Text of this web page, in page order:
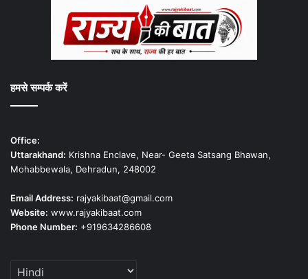
हमसे सम्पर्क करें
Office:
Uttarakhand: Krishna Enclave, Near- Geeta Satsang Bhawan,
Mohabbewala, Dehradun, 248002
Email Address: rajyakibaat@gmail.com
Website: www.rajyakibaat.com
Phone Number: +919634286608